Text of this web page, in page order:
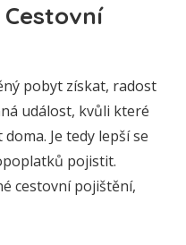
pobyt získat, radost
událost, kvůli které
Je tedy lepší se
pojistit.
cestovní pojištění,